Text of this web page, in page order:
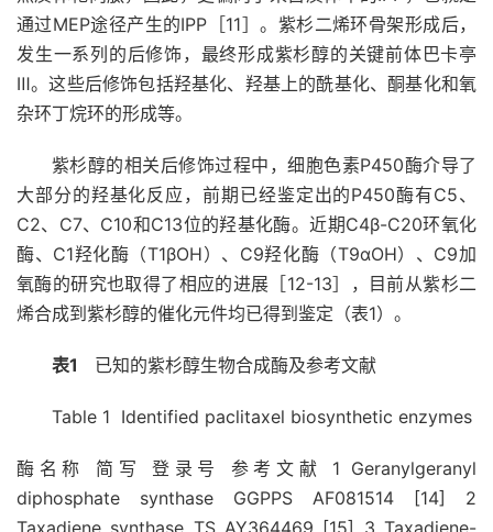
通过MEP途径产生的IPP［11］。紫杉二烯环骨架形成后，
发生一系列的后修饰，最终形成紫杉醇的关键前体巴卡亭
Ⅲ。这些后修饰包括羟基化、羟基上的酰基化、酮基化和氧
杂环丁烷环的形成等。
紫杉醇的相关后修饰过程中，细胞色素P450酶介导了
大部分的羟基化反应，前期已经鉴定出的P450酶有C5、
C2、C7、C10和C13位的羟基化酶。近期C4β-C20环氧化
酶、C1羟化酶（T1βOH）、C9羟化酶（T9αOH）、C9加
氧酶的研究也取得了相应的进展［12-13］，目前从紫杉二
烯合成到紫杉醇的催化元件均已得到鉴定（表1）。
表1 已知的紫杉醇生物合成酶及参考文献
Table 1 Identified paclitaxel biosynthetic enzymes
酶名称 简写 登录号 参考文献 1 Geranylgeranyl
diphosphate synthase GGPPS AF081514 [14] 2
Taxadiene synthase TS AY364469 [15] 3 Taxadiene-